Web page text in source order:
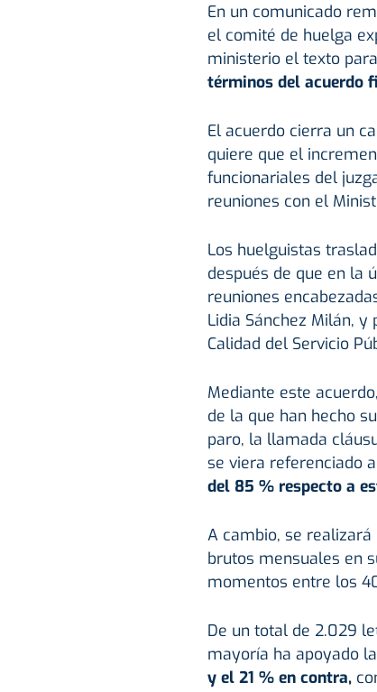
En un comunicado
el comité de huelga
ministerio el texto
términos del acuerdo
El acuerdo cierra un
quiere que el
funcionariales del
reuniones con el
Los huelguistas
después de que en la
reuniones
Lidia Sánchez Milán,
Calidad del Servicio
Mediante este
de la que han hecho
paro, la llamada
se viera referenciado
del 85 % respecto a
A cambio, se
brutos mensuales en
momentos entre los
De un total de 2.029
mayoría ha apoyado
y el 21 % en contra,